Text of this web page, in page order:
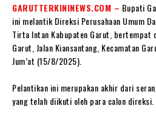
GARUTTERKININEWS.COM – Bupati
ini melantik Direksi Perusahaan Umum
Tirta Intan Kabupaten Garut, bertempat
Garut, Jalan Kiansantang, Kecamatan
Jum’at (15/8/2025).
‎Pelantikan ini merupakan akhir dari
yang telah diikuti oleh para calon direksi.